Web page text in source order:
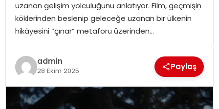
uzanan gelişim yolculuğunu anlatıyor. Film, geçmişin
köklerinden beslenip geleceğe uzanan bir ülkenin
hikâyesini “çınar” metaforu üzerinden…
admin
28 Ekim 2025 Paylaş